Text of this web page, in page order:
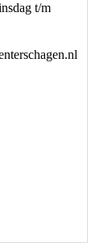
t/m